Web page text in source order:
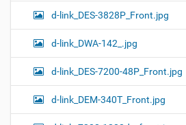
d-link_DES-3828P_Front.jpg
d-link_DWA-142_.jpg
d-link_DES-7200-48P_Front.jpg
d-link_DEM-340T_Front.jpg